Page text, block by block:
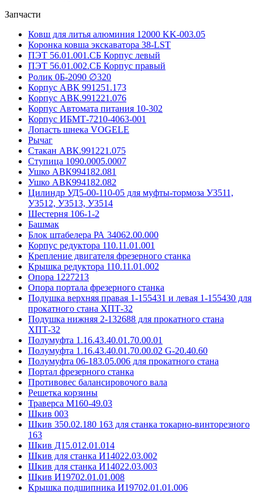
Запчасти
Ковш для литья алюминия 12000 KK-003.05
Коронка ковша экскаватора 38-LST
ПЭТ 56.01.001.СБ Корпус левый
ПЭТ 56.01.002.СБ Корпус правый
Ролик 0Б-2090 ∅320
Корпус АВК 991251.173
Корпус АВК.991221.076
Корпус Автомата питания 10-302
Корпус ИБМТ-7210-4063-001
Лопасть шнека VOGELE
Рычаг
Стакан АВК.991221.075
Ступица 1090.0005.0007
Ушко АВК994182.081
Ушко АВК994182.082
Цилиндр УД5-00-110-05 для муфты-тормоза У3511,
У3512, У3513, У3514
Шестерня 106-1-2
Башмак
Блок штабелера РА 34062.00.000
Корпус редуктора 110.11.01.001
Крепление двигателя фрезерного станка
Крышка редуктора 110.11.01.002
Опора 1227213
Опора портала фрезерного станка
Подушка верхняя правая 1-155431 и левая 1-155430 для
прокатного стана ХПТ-32
Подушка нижняя 2-132688 для прокатного стана
ХПТ-32
Полумуфта 1.16.43.40.01.70.00.01
Полумуфта 1.16.43.40.01.70.00.02 G-20.40.60
Полумуфта 06-183.05.006 для прокатного стана
Портал фрезерного станка
Противовес балансировочого вала
Решетка корзины
Траверса М160-49.03
Шкив 003
Шкив 350.02.180 163 для станка токарно-винторезного
163
Шкив Д15.012.01.014
Шкив для станка И14022.03.002
Шкив для станка И14022.03.003
Шкив И19702.01.01.008
Крышка подшипника И19702.01.01.006